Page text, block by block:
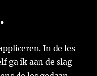
In de les
ga ik aan de slag